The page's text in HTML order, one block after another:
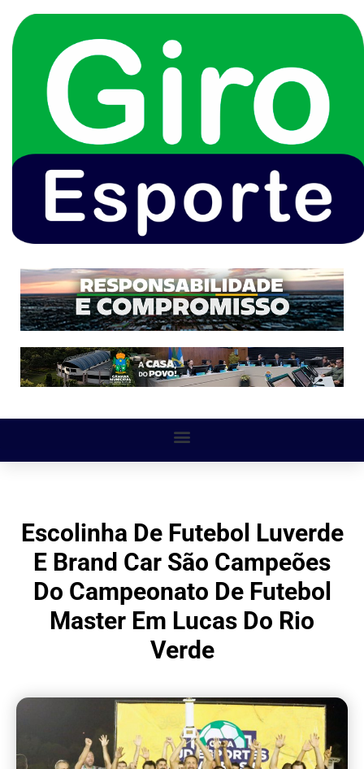
Escolinha De Futebol Luverde
E Brand Car São Campeões
Do Campeonato De Futebol
Master Em Lucas Do Rio
Verde